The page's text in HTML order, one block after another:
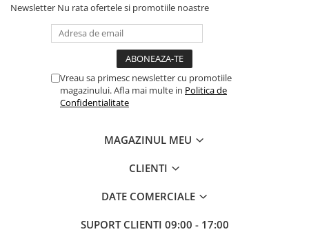
Newsletter Nu rata ofertele si promotiile noastre
Vreau sa primesc newsletter cu promotiile
magazinului. Afla mai multe in Politica de
Confidentialitate
MAGAZINUL MEU
CLIENTI
DATE COMERCIALE
SUPORT CLIENTI 09:00 - 17:00